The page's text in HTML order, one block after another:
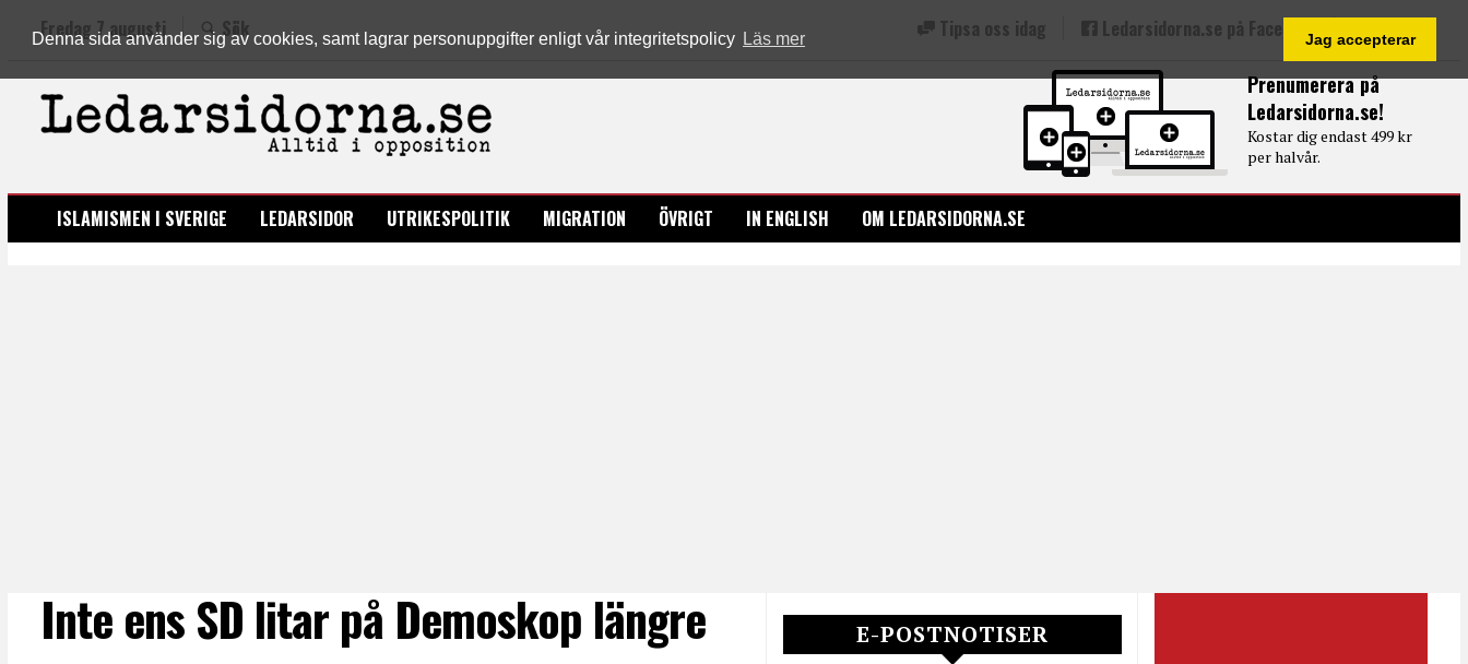
Denna sida använder sig av cookies, samt lagrar personuppgifter enligt vår integritetspolicy Läs mer Jag accepterar
Prenumerera på
Ledarsidorna.se!
Kostar dig endast 499 kr
per halvår.
Fredag 7 augusti Sök Tipsa oss idag Ledarsidorna.se på Facebook
LEDARSIDORNA.SE
ISLAMISMEN I SVERIGE LEDARSIDOR UTRIKESPOLITIK MIGRATION ÖVRIGT IN ENGLISH OM LEDARSIDORNA.SE
Inte ens SD litar på Demoskop längre E-POSTNOTISER